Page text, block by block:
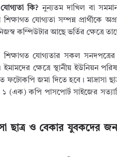
কি? নুন্যতম দাখিল বা
যোগ্যতা সম্পন্ন প্রার্থীকে
কম্পিউটার আছে ভর্তির ক্ষেত্রে
শিক্ষাগত যোগ্যতার সকল
ক্ষেত্রে স্থানীয় ইউনিয়ন
ফটোকপি জমা দিতে হবে। মাদ্রাসা
১ (এক) কপি পাসপোর্ট সাইজের
ছাত্র ও বেকার যুবকদের